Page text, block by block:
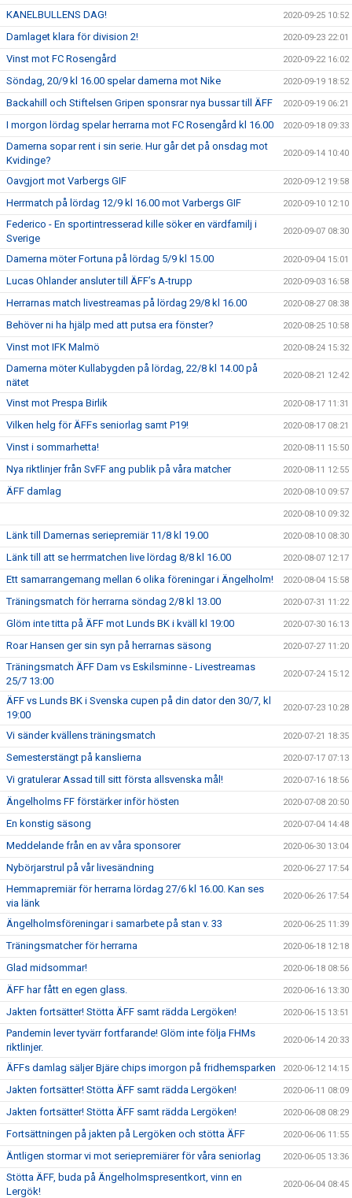
KANELBULLENS DAG! 2020-09-25 10:52
Damlaget klara för division 2! 2020-09-23 22:01
Vinst mot FC Rosengård 2020-09-22 16:02
Söndag, 20/9 kl 16.00 spelar damerna mot Nike 2020-09-19 18:52
Backahill och Stiftelsen Gripen sponsrar nya bussar till ÄFF 2020-09-19 06:21
I morgon lördag spelar herrarna mot FC Rosengård kl 16.00 2020-09-18 09:33
Damerna sopar rent i sin serie. Hur går det på onsdag mot
Kvidinge?
2020-09-14 10:40
Oavgjort mot Varbergs GIF 2020-09-12 19:58
Herrmatch på lördag 12/9 kl 16.00 mot Varbergs GIF 2020-09-10 12:10
Federico - En sportintresserad kille söker en värdfamilj i
Sverige
2020-09-07 08:30
Damerna möter Fortuna på lördag 5/9 kl 15.00 2020-09-04 15:01
Lucas Ohlander ansluter till ÄFF’s A-trupp 2020-09-03 16:58
Herrarnas match livestreamas på lördag 29/8 kl 16.00 2020-08-27 08:38
Behöver ni ha hjälp med att putsa era fönster? 2020-08-25 10:58
Vinst mot IFK Malmö 2020-08-24 15:32
Damerna möter Kullabygden på lördag, 22/8 kl 14.00 på
nätet
2020-08-21 12:42
Vinst mot Prespa Birlik 2020-08-17 11:31
Vilken helg för ÄFFs seniorlag samt P19! 2020-08-17 08:21
Vinst i sommarhetta! 2020-08-11 15:50
Nya riktlinjer från SvFF ang publik på våra matcher 2020-08-11 12:55
ÄFF damlag 2020-08-10 09:57
2020-08-10 09:32
Länk till Damernas seriepremiär 11/8 kl 19.00 2020-08-10 08:30
Länk till att se herrmatchen live lördag 8/8 kl 16.00 2020-08-07 12:17
Ett samarrangemang mellan 6 olika föreningar i Ängelholm! 2020-08-04 15:58
Träningsmatch för herrarna söndag 2/8 kl 13.00 2020-07-31 11:22
Glöm inte titta på ÄFF mot Lunds BK i kväll kl 19:00 2020-07-30 16:13
Roar Hansen ger sin syn på herrarnas säsong 2020-07-27 11:20
Träningsmatch ÄFF Dam vs Eskilsminne - Livestreamas
25/7 13:00
2020-07-24 15:12
ÄFF vs Lunds BK i Svenska cupen på din dator den 30/7, kl
19:00
2020-07-23 10:28
Vi sänder kvällens träningsmatch 2020-07-21 18:35
Semesterstängt på kanslierna 2020-07-17 07:13
Vi gratulerar Assad till sitt första allsvenska mål! 2020-07-16 18:56
Ängelholms FF förstärker inför hösten 2020-07-08 20:50
En konstig säsong 2020-07-04 14:48
Meddelande från en av våra sponsorer 2020-06-30 13:04
Nybörjarstrul på vår livesändning 2020-06-27 17:54
Hemmapremiär för herrarna lördag 27/6 kl 16.00. Kan ses
via länk
2020-06-26 17:54
Ängelholmsföreningar i samarbete på stan v. 33 2020-06-25 11:39
Träningsmatcher för herrarna 2020-06-18 12:18
Glad midsommar! 2020-06-18 08:56
ÄFF har fått en egen glass. 2020-06-16 13:30
Jakten fortsätter! Stötta ÄFF samt rädda Lergöken! 2020-06-15 13:51
Pandemin lever tyvärr fortfarande! Glöm inte följa FHMs
riktlinjer.
2020-06-14 20:33
ÄFFs damlag säljer Bjäre chips imorgon på fridhemsparken 2020-06-12 14:15
Jakten fortsätter! Stötta ÄFF samt rädda Lergöken! 2020-06-11 08:09
Jakten fortsätter! Stötta ÄFF samt rädda Lergöken! 2020-06-08 08:29
Fortsättningen på jakten på Lergöken och stötta ÄFF 2020-06-06 11:55
Äntligen stormar vi mot seriepremiärer för våra seniorlag 2020-06-05 13:36
Stötta ÄFF, buda på Ängelholmspresentkort, vinn en
Lergök!
2020-06-04 08:45